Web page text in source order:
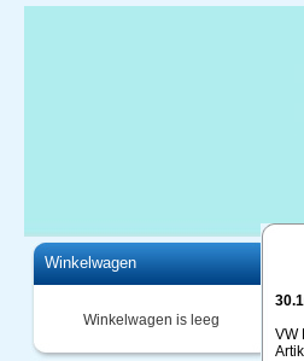
Winkelwagen
Winkelwagen is leeg
VW